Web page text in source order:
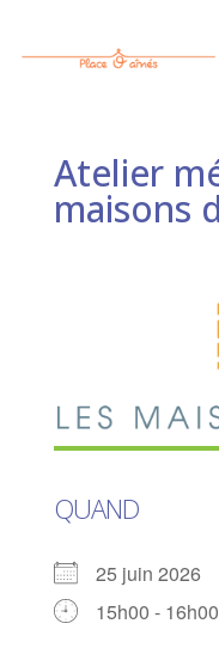
Atelier
maisons
QUAND
25 juin 2026
15h00 - 16h00